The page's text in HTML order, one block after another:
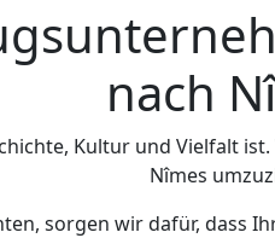
nach
Kultur und Vielfalt
Nîmes
sorgen wir dafür, dass